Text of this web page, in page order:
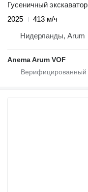
Гусеничный экскаватор
2025
413 м/ч
Нидерланды, Arum
Anema Arum VOF